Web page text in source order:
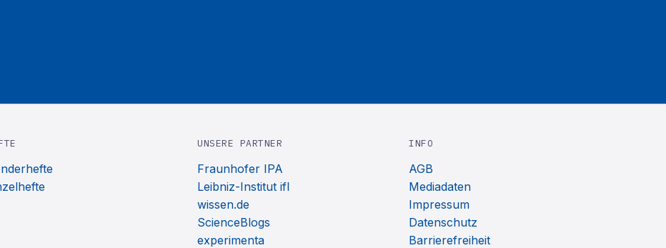
UNSERE PARTNER
Fraunhofer IPA
Leibniz-Institut ifl
wissen.de
ScienceBlogs
experimenta
INFO
AGB
Mediadaten
Impressum
Datenschutz
Barrierefreiheit